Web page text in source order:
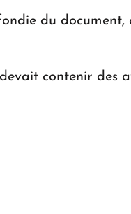
du document,
contenir des